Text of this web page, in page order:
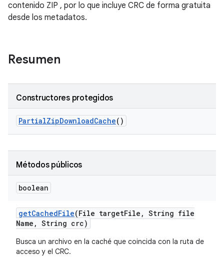
contenido ZIP , por lo que incluye CRC de forma gratuita
desde los metadatos.
Resumen
Constructores protegidos
PartialZipDownloadCache()
Métodos públicos
boolean
getCachedFile(File targetFile , String file
Name , String crc)
Busca un archivo en la caché que coincida con la ruta de
acceso y el CRC.